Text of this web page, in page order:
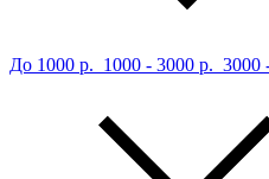
До 1000 р. 1000 - 3000 р. 3000